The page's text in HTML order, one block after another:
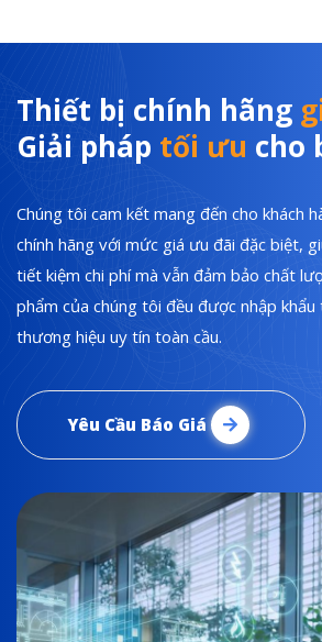
Thiết bị chính hãng
Giải pháp tối ưu cho
Chúng tôi cam kết mang đến cho khách
chính hãng với mức giá ưu đãi đặc biệt,
tiết kiệm chi phí mà vẫn đảm bảo chất
phẩm của chúng tôi đều được nhập
thương hiệu uy tín toàn cầu.
Yêu Cầu Báo Giá